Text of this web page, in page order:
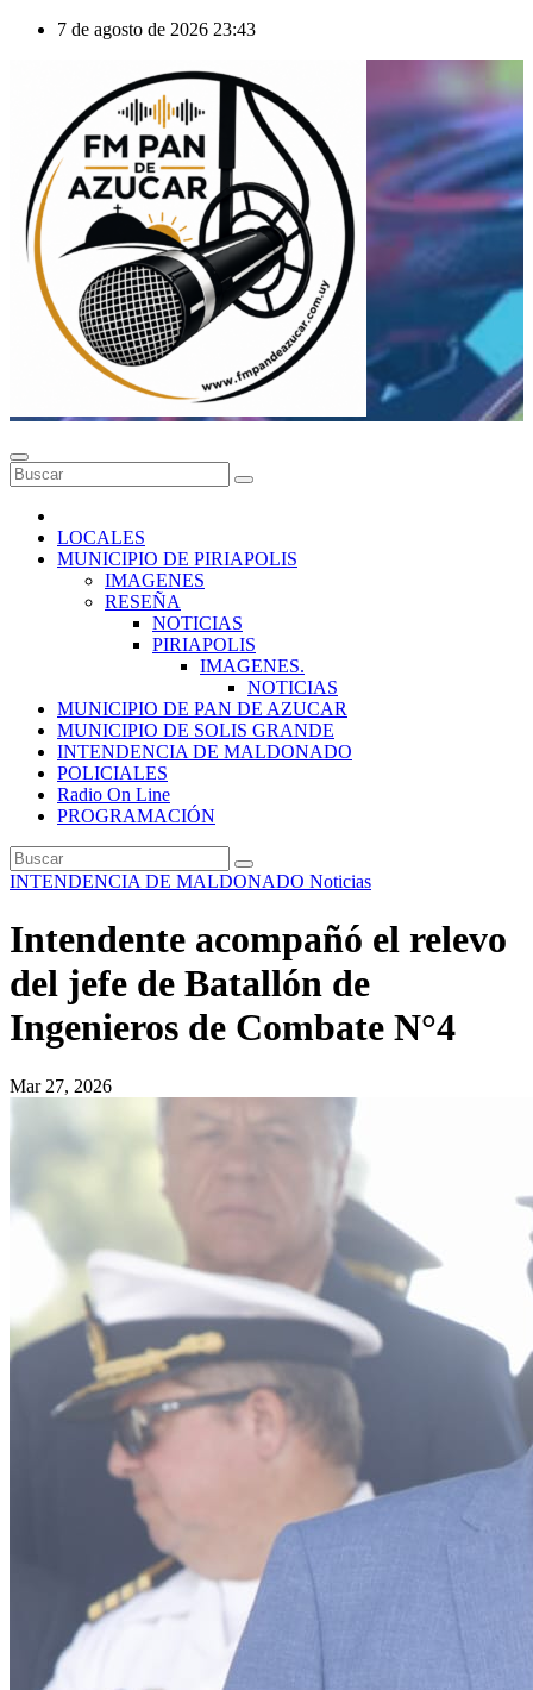
Saltar
7 de agosto de 2026 23:43
LOCALES
MUNICIPIO DE PIRIAPOLIS
IMAGENES
RESEÑA
NOTICIAS
PIRIAPOLIS
IMAGENES.
NOTICIAS
MUNICIPIO DE PAN DE AZUCAR
MUNICIPIO DE SOLIS GRANDE
INTENDENCIA DE MALDONADO
POLICIALES
Radio On Line
PROGRAMACIÓN
INTENDENCIA DE MALDONADO Noticias
Intendente acompañó el relevo
del jefe de Batallón de
Ingenieros de Combate N°4
Mar 27, 2026